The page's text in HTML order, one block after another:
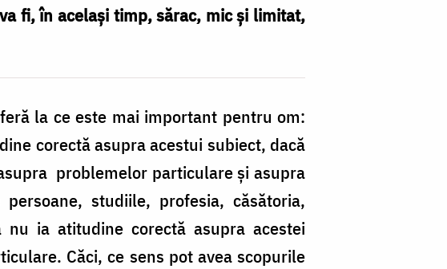
fi, în acelaşi timp, sărac, mic şi limitat,
la ce este mai important pentru om:
corectă asupra acestui subiect, dacă
problemelor particulare şi asupra
studiile, profesia, căsătoria,
ia atitudine corectă asupra acestei
Căci, ce sens pot avea scopurile